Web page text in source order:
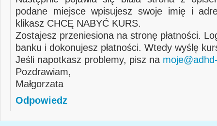
podane miejsce wpisujesz swoje imię i
klikasz CHCĘ NABYĆ KURS.
Zostajesz przeniesiona na stronę płatności.
banku i dokonujesz płatności. Wtedy wyślę
Jeśli napotkasz problemy, pisz na
Pozdrawiam,
Małgorzata
Odpowiedz